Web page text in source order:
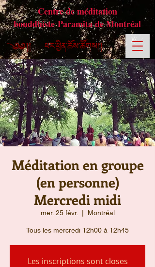
Centre de méditation
bouddhiste Paramita de Montréal
Méditation en groupe
(en personne)
Mercredi midi
mer. 25 févr. Montréal
Tous les mercredi 12h00 à 12h45
Les inscriptions sont closes